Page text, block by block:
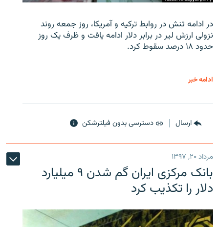
در ادامه تنش در روابط ترکیه و آمریکا، روز جمعه روند
نزولی ارزش لیر در برابر دلار ادامه یافت و ظرف یک روز
حدود ۱۸ درصد سقوط کرد.
ادامه خبر
ارسال دسترسی بدون فیلترشکن
مرداد ۲۰, ۱۳۹۷
بانک مرکزی ایران گم شدن ۹ میلیارد
دلار را تکذیب کرد